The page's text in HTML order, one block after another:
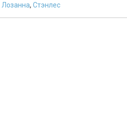
Лозанна, Стэнлес